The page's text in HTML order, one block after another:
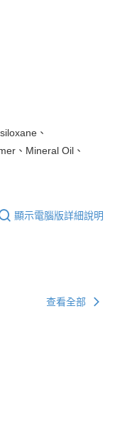
、
、Mineral Oil、
顯示電腦版詳細說明
查看全部